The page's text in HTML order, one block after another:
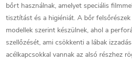
bőrt használnak, amelyet speciális
tisztítást és a higiéniát. A bőr
modellek szerint készülnek, ahol a
szellőzését, ami csökkenti a lábak
acélkapcsokkal vannak az alsó részhez